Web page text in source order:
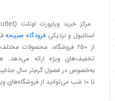
استانبول و نزدیکی فرودگاه صبیحه
از ۲۵۰ فروشگاه، محصولات
تخفیف‌های ویژه ارائه می‌دهد.
تا ۱۰ شب می‌توانید از فروشگاه‌های ویاپورت دیدن کنید.